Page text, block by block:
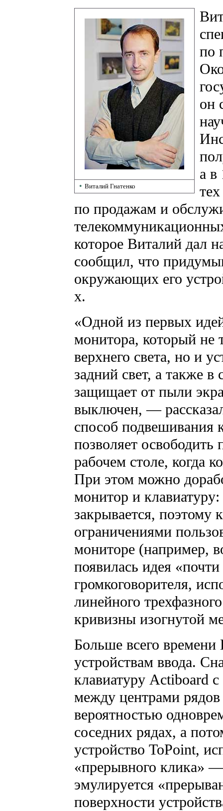
• Виталий Гнатенко
по
он
а в
по продажам и
которое Виталий дал
сообщил, что
окружающих его
х.
«Одной из первых
монитора, который не
верхнего света, но и
задний свет, а также
защищает от пыли
выключен, —
способ подвешивания
позволяет
рабочем столе, когда
При этом можно
монитор и
закрывается, поэтому
ограничениями
мониторе (например,
появилась идея
громкоговорителя,
линейного
кривизны изогнутой
Больше всего времени
устройствам ввода.
клавиатуру Actiboard
между центрами
вероятностью
соседних рядах, а
устройство ToPoint,
«прерывного клика»
эмулируется
поверхности